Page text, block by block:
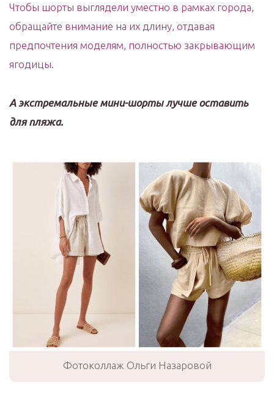
Чтобы шорты выглядели уместно в рамках города,
обращайте внимание на их длину, отдавая
предпочтения моделям, полностью закрывающим
ягодицы.
А экстремальные мини-шорты лучше оставить
для пляжа.
Фотоколлаж Ольги Назаровой